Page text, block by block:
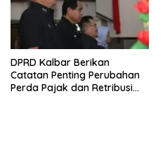
DPRD Kalbar Berikan
Catatan Penting Perubahan
Perda Pajak dan Retribusi